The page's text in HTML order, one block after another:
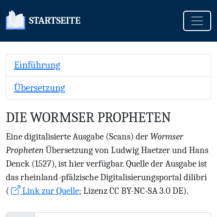
STARTSEITE
Einführung
Übersetzung
DIE WORMSER PROPHETEN
Eine digitalisierte Ausgabe (Scans) der Wormser
ProphetenÜbersetzung von Ludwig Haetzer und Hans
Denck (1527), ist hier verfügbar. Quelle der Ausgabe ist
das rheinland-pfälzische Digitalisierungsportal dilibri
(
Link zur Quelle; Lizenz CC BY-NC-SA 3.0 DE).